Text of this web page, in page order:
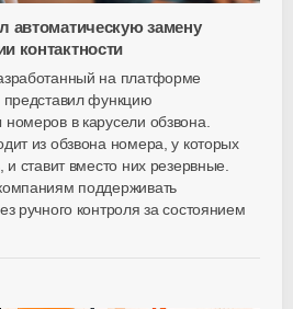
автоматическую замену
контактности
на платформе
функцию
в карусели обзвона.
из обзвона номера, у которых
и ставит вместо них резервные.
поддерживать
ручного контроля за состоянием